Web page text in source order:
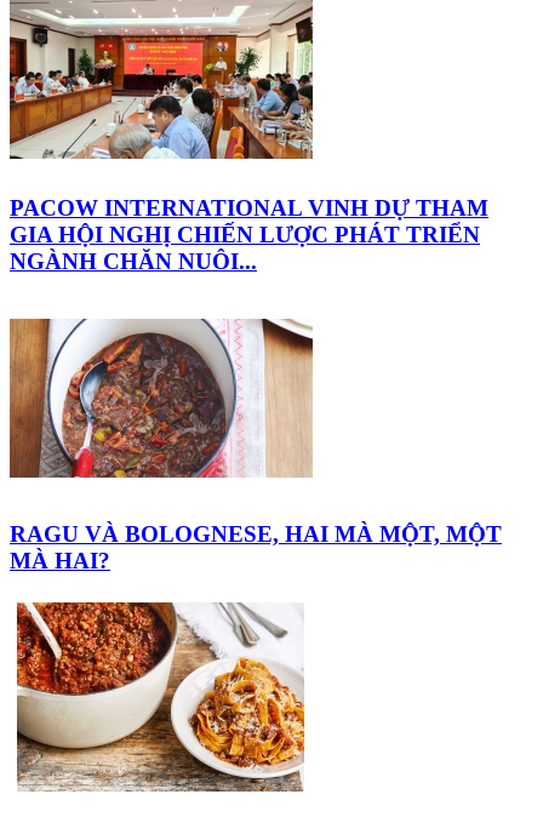
PACOW INTERNATIONAL VINH DỰ THAM
GIA HỘI NGHỊ CHIẾN LƯỢC PHÁT TRIỂN
NGÀNH CHĂN NUÔI...
RAGU VÀ BOLOGNESE, HAI MÀ MỘT, MỘT
MÀ HAI?